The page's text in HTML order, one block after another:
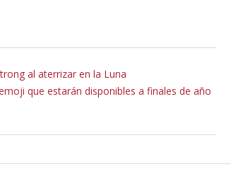
al aterrizar en la Luna
que estarán disponibles a finales de año